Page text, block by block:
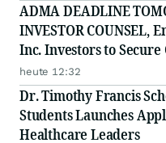
ADMA DEADLINE
INVESTOR COUNSEL,
Inc. Investors to
August 10 Deadline in
Filed by the Firm -
heute 12:32
Dr. Timothy Francis
Students Launches
Healthcare Leaders